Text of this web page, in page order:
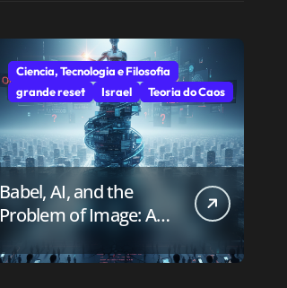
Ciencia, Tecnologia e Filosofia
grande reset
Israel Teoria do Caos
Babel, AI, and the
Problem of Image: A